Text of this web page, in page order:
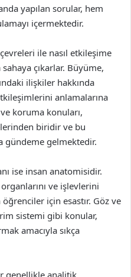
yapılan sorular, hem
içermektedir.
ile nasıl etkileşime
çıkarlar. Büyüme,
ilişkiler hakkında
anlamalarına
koruma konuları,
biridir ve bu
gündeme gelmektedir.
ise insan anatomisidir.
ve işlevlerini
için esastır. Göz ve
sistemi gibi konular,
amacıyla sıkça
genellikle analitik